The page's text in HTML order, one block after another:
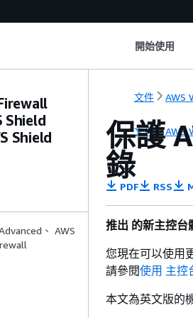
開始使用
Shield
Shield
、 AWS
文件 AWS
文件 AWS
保護
錄
PDF RSS
推出 的新主控台
您現在可以使用
請參閱使用 主控
本文為英文版的